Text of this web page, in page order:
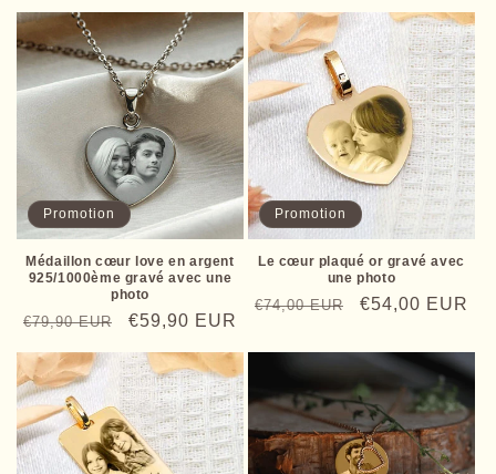
Promotion
Médaillon cœur love en argent
925/1000ème gravé avec une
photo
Prix
€79,90 EUR
Prix
€59,90 EUR
Promotion
Le cœur plaqué or gravé avec
une photo
Prix
€74,00 EUR
Prix
€54,00 EUR